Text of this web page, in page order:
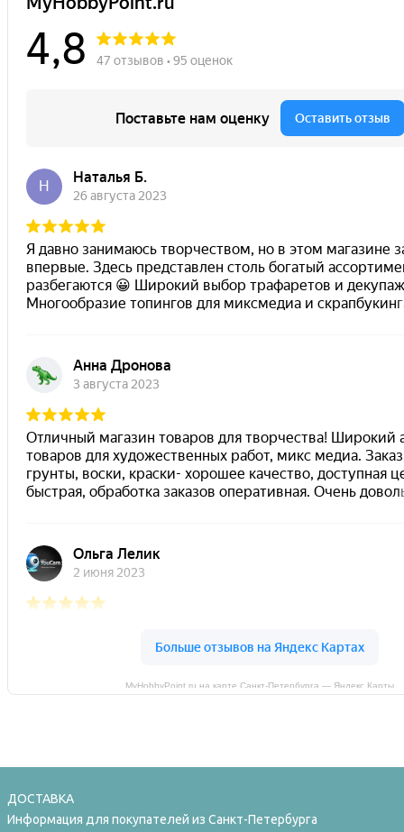
MyHobbyPoint.ru на карте Санкт‑Петербурга — Яндекс Карты
ДОСТАВКА
Информация для покупателей из Санкт-Петербурга